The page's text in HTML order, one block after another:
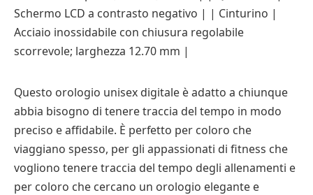
Schermo LCD a contrasto negativo | | Cinturino |
Acciaio inossidabile con chiusura regolabile
scorrevole; larghezza 12.70 mm |
Questo orologio unisex digitale è adatto a chiunque
abbia bisogno di tenere traccia del tempo in modo
preciso e affidabile. È perfetto per coloro che
viaggiano spesso, per gli appassionati di fitness che
vogliono tenere traccia del tempo degli allenamenti e
per coloro che cercano un orologio elegante e